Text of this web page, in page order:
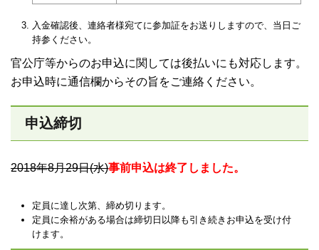
入金確認後、連絡者様宛てに参加証をお送りしますので、当日ご
持参ください。
官公庁等からのお申込に関しては後払いにも対応します。
お申込時に通信欄からその旨をご連絡ください。
申込締切
2018年8月29日(水)事前申込は終了しました。
定員に達し次第、締め切ります。
定員に余裕がある場合は締切日以降も引き続きお申込を受け付
けます。